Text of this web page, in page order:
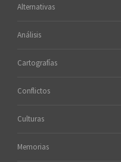
Alternativas
Análisis
Cartografías
Conflictos
Culturas
Memorias